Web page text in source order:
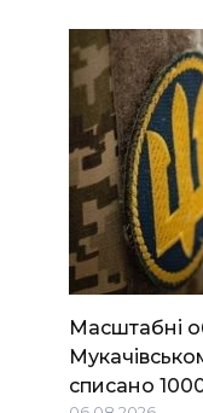
Масштабні
списано